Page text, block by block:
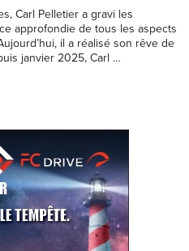
Carl Pelletier a gravi les
approfondie de tous les aspects
il a réalisé son rêve de
janvier 2025, Carl …